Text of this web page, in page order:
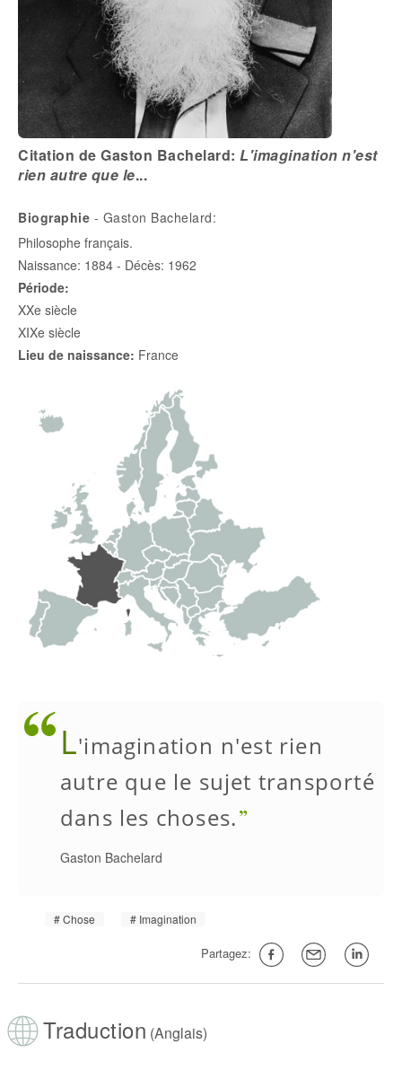
Citation de Gaston Bachelard: L'imagination n'est
rien autre que le...
Biographie - Gaston Bachelard:
Philosophe français.
Naissance: 1884 - Décès: 1962
Période:
XXe siècle
XIXe siècle
Lieu de naissance: France
L'imagination n'est rien
autre que le sujet transporté
dans les choses.
Gaston Bachelard
Chose Imagination
Partagez:
Traduction (Anglais)